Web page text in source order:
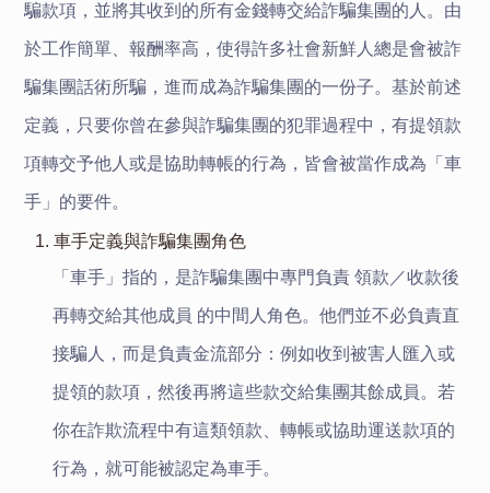
騙款項，並將其收到的所有金錢轉交給詐騙集團的人。由
於工作簡單、報酬率高，使得許多社會新鮮人總是會被詐
騙集團話術所騙，進而成為詐騙集團的一份子。基於前述
定義，只要你曾在參與詐騙集團的犯罪過程中，有提領款
項轉交予他人或是協助轉帳的行為，皆會被當作成為「車
手 」 的要件。
1. 車手定義與詐騙集團角色
「車手」指的，是詐騙集團中專門負責 領款／收款後
再轉交給其他成員 的中間人角色。他們並不必負責直
接騙人，而是負責金流部分：例如收到被害人匯入或
提領的款項，然後再將這些款交給集團其餘成員。若
你在詐欺流程中有這類領款、轉帳或協助運送款項的
行為，就可能被認定為車手。